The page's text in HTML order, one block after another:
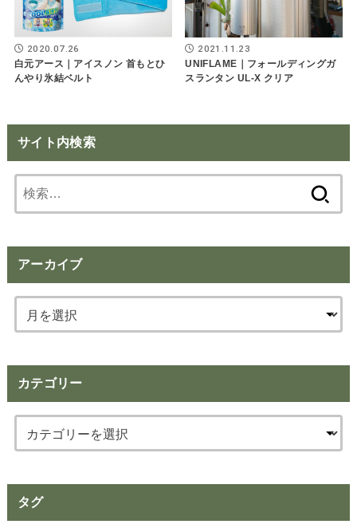
2020.07.26
白元アース｜アイスノン 首もとひ
んやり氷結ベルト
2021.11.23
UNIFLAME｜フォールディングガ
スランタン UL-X クリア
サイト内検索
索:
アーカイブ
カテゴリー
タグ